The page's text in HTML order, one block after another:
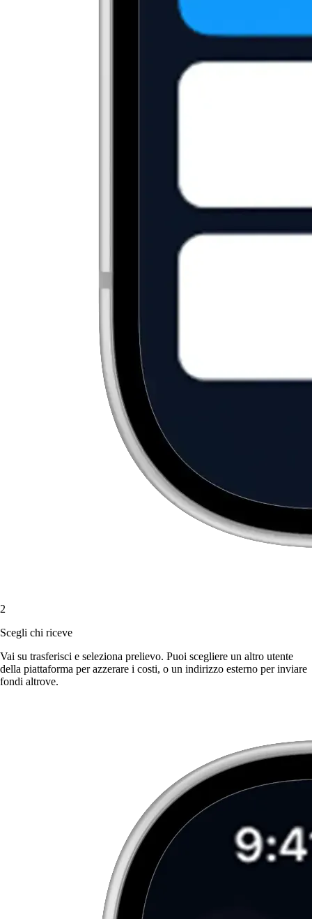
2
Scegli chi riceve
Vai su trasferisci e seleziona prelievo. Puoi scegliere un altro utente
della piattaforma per azzerare i costi, o un indirizzo esterno per inviare
fondi altrove.